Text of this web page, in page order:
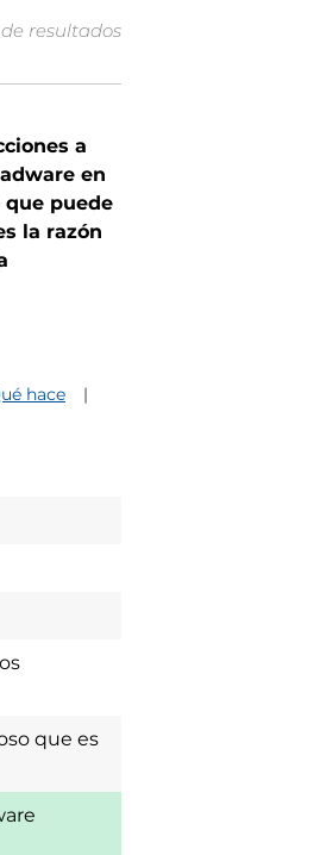
resultados
a
en
puede
la razón
hace
que es